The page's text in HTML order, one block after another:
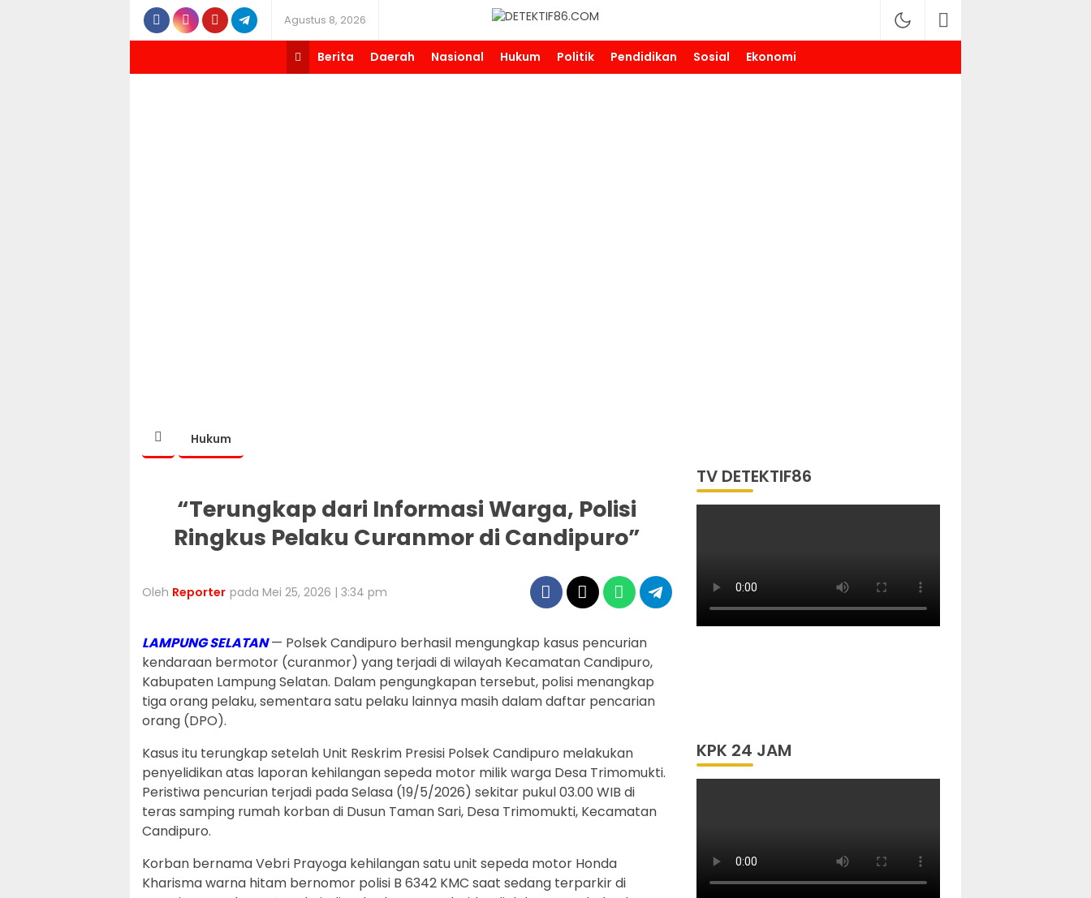
Agustus 8, 2026
Berita
Daerah Nasional Hukum Politik Pendidikan Sosial Ekonomi
Hukum
“Terungkap dari Informasi Warga, Polisi
Ringkus Pelaku Curanmor di Candipuro”
Oleh Reporter pada Mei 25, 2026 | 3:34 pm
LAMPUNG SELATAN— Polsek Candipuro berhasil mengungkap kasus pencurian
kendaraan bermotor (curanmor) yang terjadi di wilayah Kecamatan Candipuro,
Kabupaten Lampung Selatan. Dalam pengungkapan tersebut, polisi menangkap
tiga orang pelaku, sementara satu pelaku lainnya masih dalam daftar pencarian
orang (DPO).
Kasus itu terungkap setelah Unit Reskrim Presisi Polsek Candipuro melakukan
penyelidikan atas laporan kehilangan sepeda motor milik warga Desa Trimomukti.
Peristiwa pencurian terjadi pada Selasa (19/5/2026) sekitar pukul 03.00 WIB di
teras samping rumah korban di Dusun Taman Sari, Desa Trimomukti, Kecamatan
Candipuro.
Korban bernama Vebri Prayoga kehilangan satu unit sepeda motor Honda
Kharisma warna hitam bernomor polisi B 6342 KMC saat sedang terparkir di
TV DETEKTIF86
KPK 24 JAM